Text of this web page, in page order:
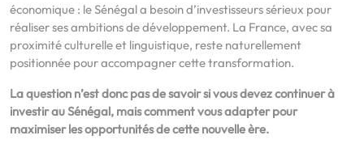
économique : le Sénégal a besoin d’investisseurs sérieux pour
réaliser ses ambitions de développement. La France, avec sa
proximité culturelle et linguistique, reste naturellement
positionnée pour accompagner cette transformation.
La question n’est donc pas de savoir si vous devez continuer à
investir au Sénégal, mais comment vous adapter pour
maximiser les opportunités de cette nouvelle ère.